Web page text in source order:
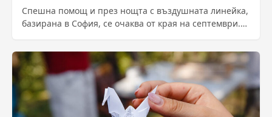
Спешна помощ и през нощта с въздушната линейка,
базирана в София, се очаква от края на септември.